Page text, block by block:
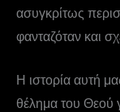
ασυγκρίτως
φανταζόταν και
Η ιστορία αυτή
θέλημα του Θεού